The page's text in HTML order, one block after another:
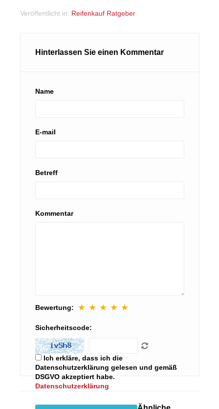
Veröffentlicht in: Reifenkauf Ratgeber
Hinterlassen Sie einen Kommentar
Name
E-mail
Betreff
Kommentar
Bewertung: ★ ★ ★ ★ ★
Sicherheitscode:
Ich erkläre, dass ich die
Datenschutzerklärung gelesen und gemäß
DSGVO akzeptiert habe.
Datenschutzerklärung